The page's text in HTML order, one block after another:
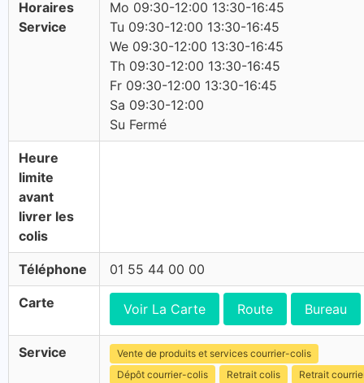
Horaires
Service
Mo 09:30-12:00 13:30-16:45
Tu 09:30-12:00 13:30-16:45
We 09:30-12:00 13:30-16:45
Th 09:30-12:00 13:30-16:45
Fr 09:30-12:00 13:30-16:45
Sa 09:30-12:00
Su Fermé
Heure
limite
avant
livrer les
colis
Téléphone 01 55 44 00 00
Carte Voir La Carte Route Bureau
Service
Vente de produits et services courrier-colis
Dépôt courrier-colis
Retrait colis Retrait